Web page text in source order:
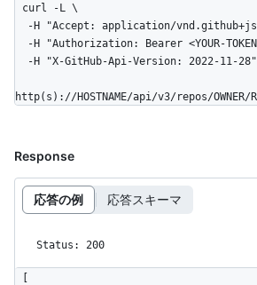
curl -L \
http(s)://HOSTNAME/api/v3/repos/
Response
応答の例 応答スキーマ
Status: 200
[